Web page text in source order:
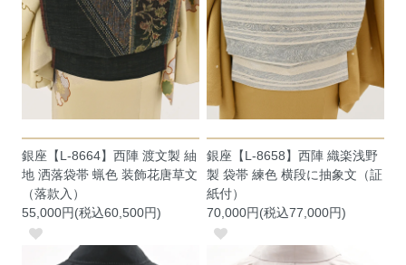
銀座【L-8664】西陣 渡文製 紬
地 洒落袋帯 蝋色 装飾花唐草文
（落款入）
55,000円(税込60,500円)
銀座【L-8658】西陣 織楽浅野
製 袋帯 練色 横段に抽象文（証
紙付）
70,000円(税込77,000円)